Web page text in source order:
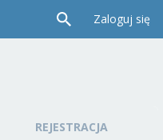
Zaloguj się
REJESTRACJA